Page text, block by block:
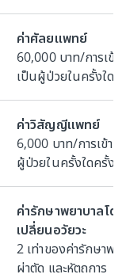
ค่าศัลยแพทย์
60,000 บาท/การเข้
เป็นผู้ป่วยในครั้งใด
ค่าวิสัญญีแพทย์
6,000 บาท/การเข้า
ผู้ป่วยในครั้งใดครั้ง
ค่ารักษาพยาบาลโด
เปลี่ยนอวัยวะ
2 เท่าของค่ารักษาพย
ผ่าตัด และหัตถการ